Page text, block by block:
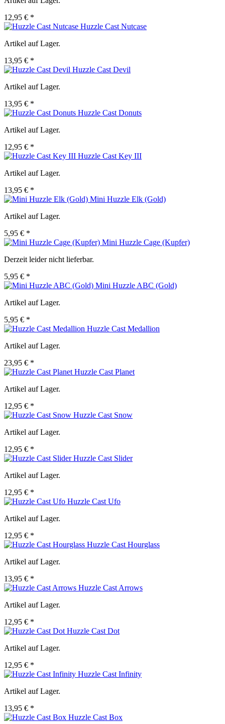
12,95 € *
Huzzle Cast Nutcase
Artikel auf Lager.
13,95 € *
Huzzle Cast Devil
Artikel auf Lager.
13,95 € *
Huzzle Cast Donuts
Artikel auf Lager.
12,95 € *
Huzzle Cast Key III
Artikel auf Lager.
13,95 € *
Mini Huzzle Elk (Gold)
Artikel auf Lager.
5,95 € *
Mini Huzzle Cage (Kupfer)
Derzeit leider nicht lieferbar.
5,95 € *
Mini Huzzle ABC (Gold)
Artikel auf Lager.
5,95 € *
Huzzle Cast Medallion
Artikel auf Lager.
23,95 € *
Huzzle Cast Planet
Artikel auf Lager.
12,95 € *
Huzzle Cast Snow
Artikel auf Lager.
12,95 € *
Huzzle Cast Slider
Artikel auf Lager.
12,95 € *
Huzzle Cast Ufo
Artikel auf Lager.
12,95 € *
Huzzle Cast Hourglass
Artikel auf Lager.
13,95 € *
Huzzle Cast Arrows
Artikel auf Lager.
12,95 € *
Huzzle Cast Dot
Artikel auf Lager.
12,95 € *
Huzzle Cast Infinity
Artikel auf Lager.
13,95 € *
Huzzle Cast Box